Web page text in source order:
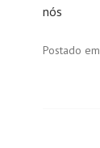
nós
Postado em